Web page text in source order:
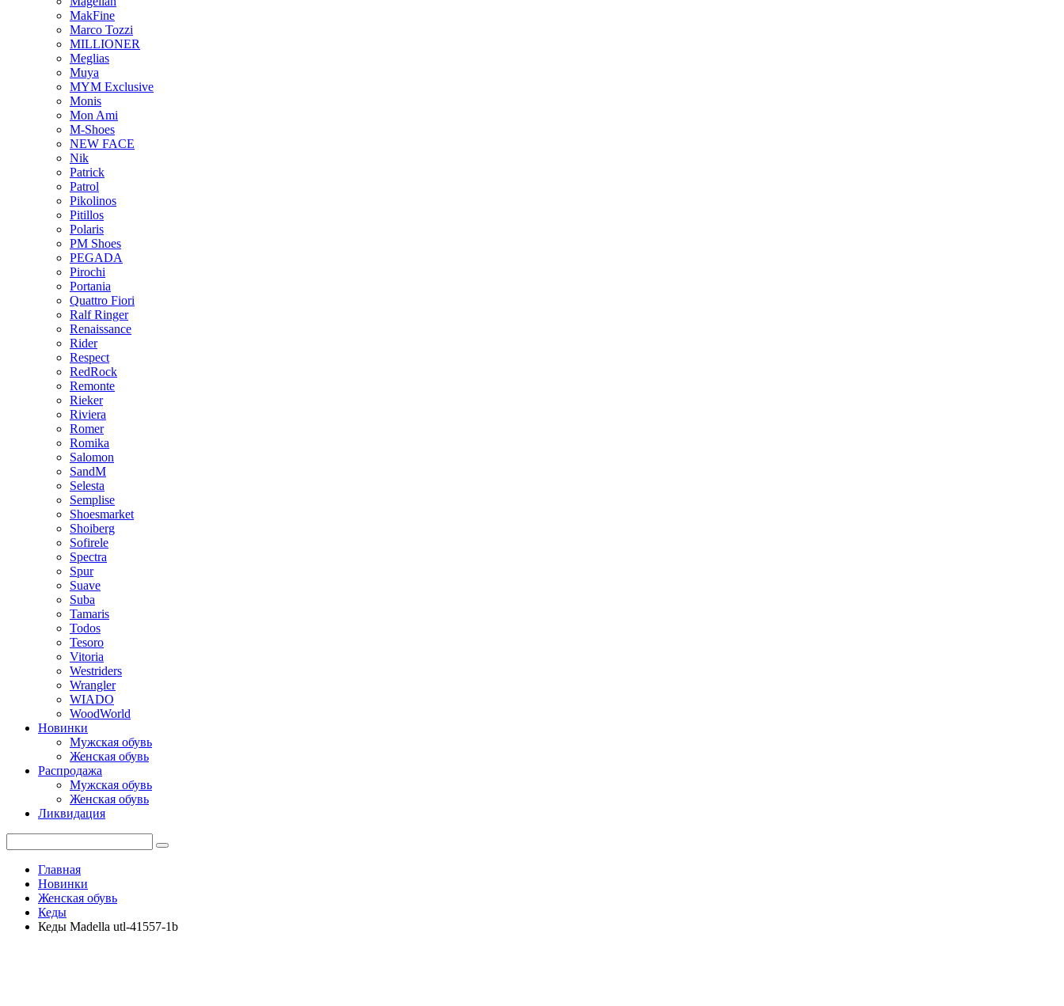
MakFine
Marco Tozzi
MILLIONER
Meglias
Muya
MYM Exclusive
Monis
Mon Ami
M-Shoes
NEW FACE
Nik
Patrick
Patrol
Pikolinos
Pitillos
Polaris
PM Shoes
PEGADA
Pirochi
Portania
Quattro Fiori
Ralf Ringer
Renaissance
Rider
Respect
RedRock
Remonte
Rieker
Riviera
Romer
Romika
Salomon
SandM
Selesta
Semplise
Shoesmarket
Shoiberg
Sofirele
Spectra
Spur
Suave
Suba
Tamaris
Todos
Tesoro
Vitoria
Westriders
Wrangler
WIADO
WoodWorld
Новинки
Мужская обувь
Женская обувь
Распродажа
Мужская обувь
Женская обувь
Ликвидация
Главная
Новинки
Женская обувь
Кеды
Кеды Madella utl-41557-1b